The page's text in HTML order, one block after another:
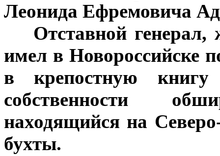
Леонида Ефремовича
Отставной
имел в Новороссийске
в крепостную
собственности
находящийся на
бухты.